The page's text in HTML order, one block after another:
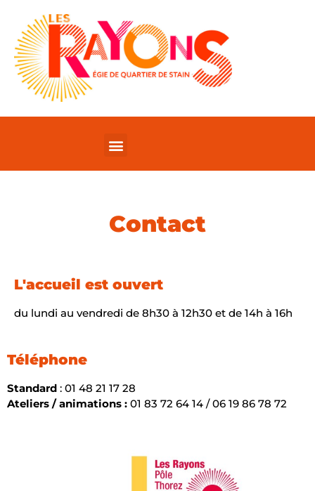
Contact
L'accueil est ouvert
du lundi au vendredi de 8h30 à 12h30 et de 14h à 16h
Téléphone
Standard : 01 48 21 17 28
Ateliers / animations : 01 83 72 64 14 / 06 19 86 78 72